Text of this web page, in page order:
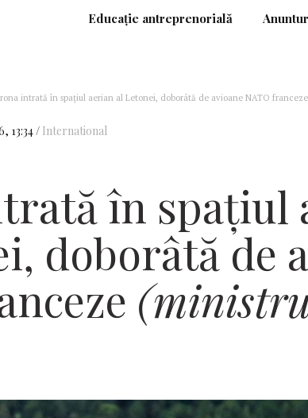
Educație antreprenorială
intrată în spaţiul aerian al Letonei, doborâtă de avioane NATO
13:34 International
în spaţiul
doborâtă de